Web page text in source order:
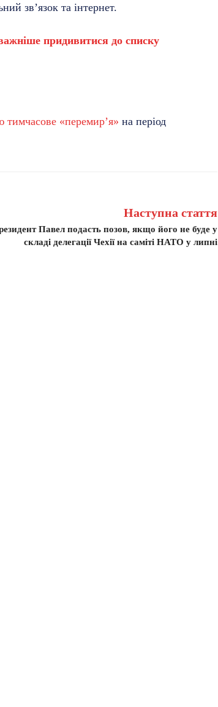
зв’язок та інтернет.
придивитися до списку
тимчасове «перемир’я» на період
Наступна стаття
Павел подасть позов, якщо його не буде у
складі делегації Чехії на саміті НАТО у липні